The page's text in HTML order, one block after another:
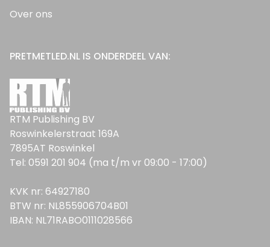
Over ons
PRETMETLED.NL IS ONDERDEEL VAN:
RTM Publishing BV
Roswinkelerstraat 169A
7895AT Roswinkel
Tel: 0591 201 904 (ma t/m vr 09:00 - 17:00)
KVK nr: 64927180
BTW nr: NL855906704B01
IBAN: NL71RABO0111028566